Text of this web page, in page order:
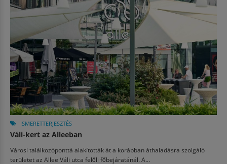
ISMERETTERJESZTÉS
Váli-kert az Alleeban
Városi találkozóponttá alakították át a korábban áthaladásra szolgáló
területet az Allee Váli utca felőli főbejáratánál. A...